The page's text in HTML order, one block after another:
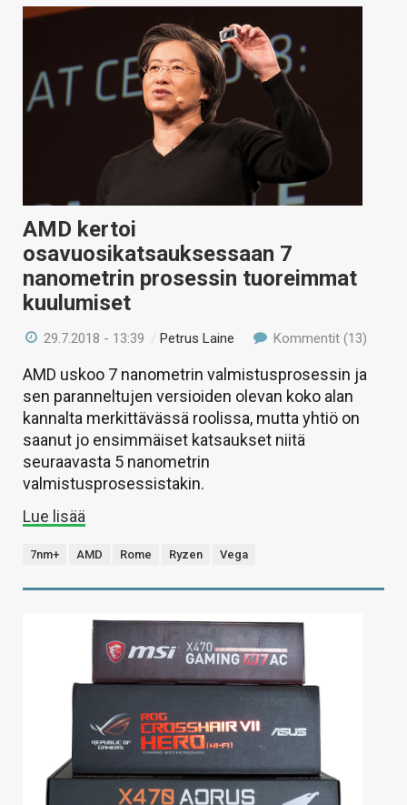
AMD kertoi
osavuosikatsauksessaan 7
nanometrin prosessin tuoreimmat
kuulumiset
29.7.2018 - 13:39 /Petrus Laine Kommentit (13)
AMD uskoo 7 nanometrin valmistusprosessin ja
sen paranneltujen versioiden olevan koko alan
kannalta merkittävässä roolissa, mutta yhtiö on
saanut jo ensimmäiset katsaukset niitä
seuraavasta 5 nanometrin
valmistusprosessistakin.
Lue lisää
7nm+ AMD Rome Ryzen Vega